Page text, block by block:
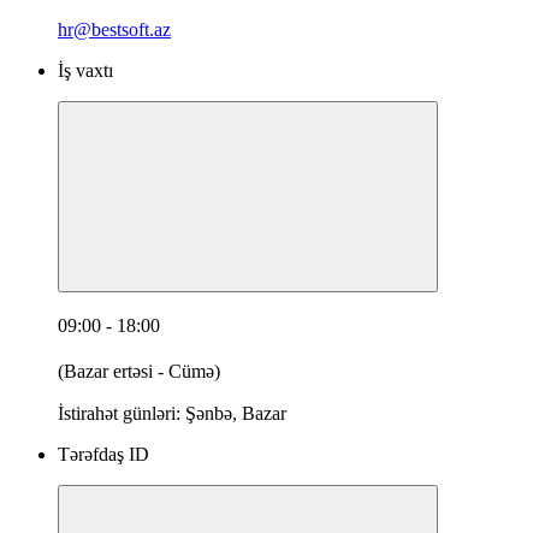
hr@bestsoft.az
İş vaxtı
09:00 - 18:00
(Bazar ertəsi - Cümə)
İstirahət günləri: Şənbə, Bazar
Tərəfdaş ID